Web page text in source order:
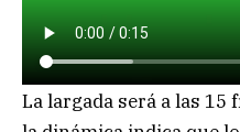
La largada será a las 15